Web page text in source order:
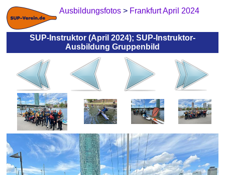
Ausbildungsfotos > Frankfurt April 2024
SUP-Instruktor (April 2024); SUP-Instruktor-
Ausbildung Gruppenbild